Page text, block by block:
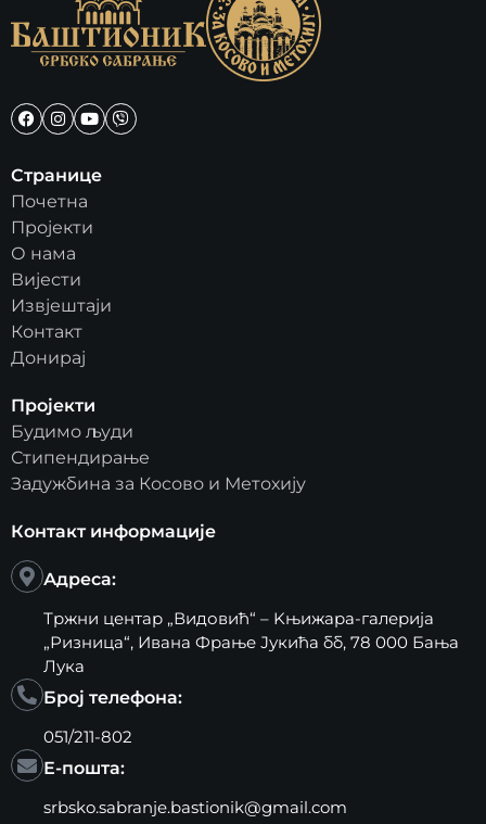
Странице
Почетна
Пројекти
О нама
Вијести
Извјештаји
Контакт
Донирај
Пројекти
Будимо људи
Стипендирање
Задужбина за Косово и Метохију
Контакт информације
Адреса:
Тржни центар „Видовић“ – Kњижара-галерија
„Ризница“, Ивана Фрање Јукића бб, 78 000 Бања
Лука
Број телефона:
051/211-802
Е-пошта:
srbsko.sabranje.bastionik@gmail.com